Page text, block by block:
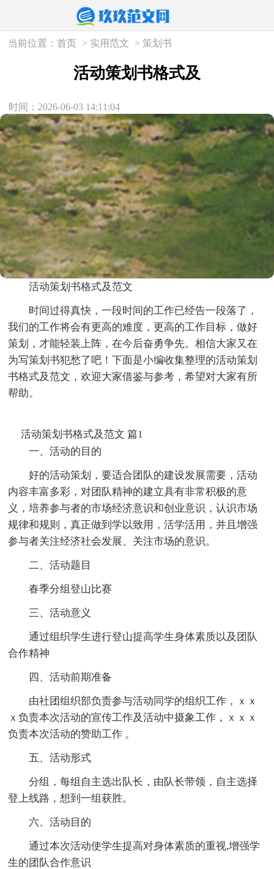
当前位置：首页 > 实用范文 > 策划书
活动策划书格式及
时间：2026-06-03 14:11:04
活动策划书格式及范文
时间过得真快，一段时间的工作已经告一段落了，
我们的工作将会有更高的难度，更高的工作目标，做好
策划，才能轻装上阵，在今后奋勇争先。相信大家又在
为写策划书犯愁了吧！下面是小编收集整理的活动策划
书格式及范文，欢迎大家借鉴与参考，希望对大家有所
帮助。
活动策划书格式及范文 篇1
一、活动的目的
好的活动策划，要适合团队的建设发展需要，活动
内容丰富多彩，对团队精神的建立具有非常积极的意
义，培养参与者的市场经济意识和创业意识，认识市场
规律和规则，真正做到学以致用，活学活用，并且增强
参与者关注经济社会发展、关注市场的意识。
二、活动题目
春季分组登山比赛
三、活动意义
通过组织学生进行登山提高学生身体素质以及团队
合作精神
四、活动前期准备
由社团组织部负责参与活动同学的组织工作，ｘｘ
ｘ负责本次活动的宣传工作及活动中摄象工作，ｘｘｘ
负责本次活动的赞助工作 。
五、活动形式
分组，每组自主选出队长，由队长带领，自主选择
登上线路，想到一组获胜。
六、活动目的
通过本次活动使学生提高对身体素质的重视,增强学
生的团队合作意识